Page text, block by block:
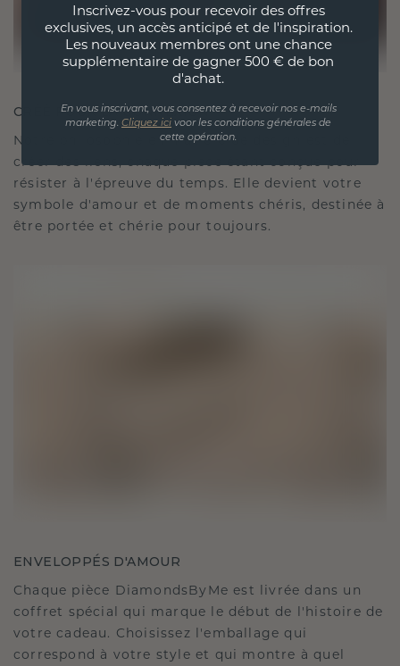
CRÉÉ POUR LA CONNEXION
Notre philosophie en matière de design est de
créer des liens, chaque pièce étant conçue pour
résister à l'épreuve du temps. Elle devient votre
symbole d'amour et de moments chéris, destinée à
être portée et chérie pour toujours.
ENVELOPPÉS D'AMOUR
Chaque pièce DiamondsByMe est livrée dans un
coffret spécial qui marque le début de l'histoire de
votre cadeau. Choisissez l'emballage qui
correspond à votre style et qui montre à quel
Inscrivez-vous pour recevoir des offres
exclusives, un accès anticipé et de l'inspiration.
Les nouveaux membres ont une chance
supplémentaire de gagner 500 € de bon
d'achat.
En vous inscrivant, vous consentez à recevoir nos e-mails
marketing. Cliquez ici voor les conditions générales de
cette opération.